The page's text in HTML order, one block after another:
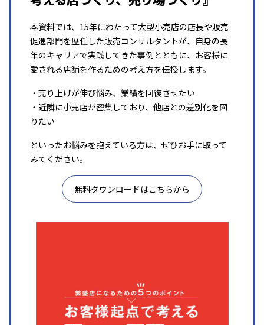
本資料では、15年にわたって大型小売店の店長や販売
促進部門を歴任した販売コンサルタントが、自身の長
年のキャリアで実践してきた事例とともに、お客様に
愛される店舗を作るための考え方を伝授します。
・売り上げが伸び悩み、業績を回復させたい
・近隣に小売店が密集しており、他店との差別化を図
りたい
といったお悩みを抱えている方は、ぜひお手に取って
みてください。
無料ダウンロードはこちらから